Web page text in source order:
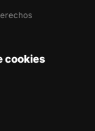
cookies